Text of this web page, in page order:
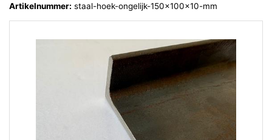
Artikelnummer: staal-hoek-ongelijk-150x100x10-mm